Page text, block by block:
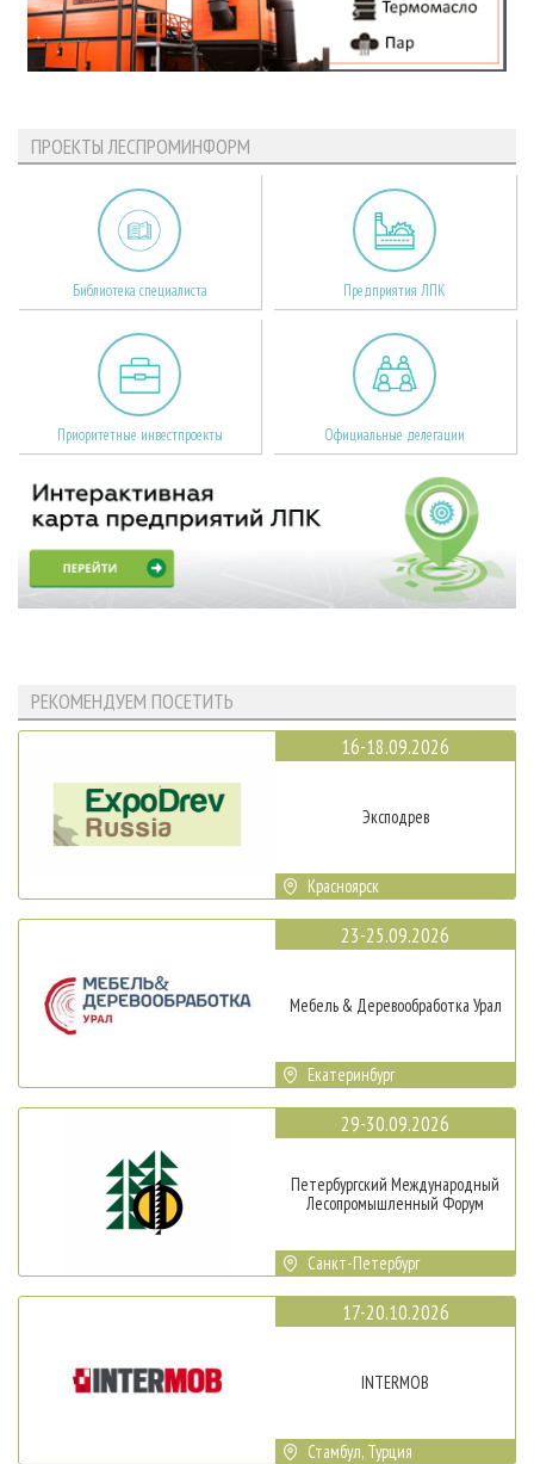
ПРОЕКТЫ ЛЕСПРОМИНФОРМ
Библиотека специалиста Предприятия ЛПК
Приоритетные инвестпроекты Официальные делегации
РЕКОМЕНДУЕМ ПОСЕТИТЬ
16-18.09.2026
Эксподрев
Красноярск
23-25.09.2026
Мебель & Деревообработка Урал
Екатеринбург
29-30.09.2026
Петербургский Международный
Лесопромышленный Форум
Санкт-Петербург
17-20.10.2026
INTERMOB
Стамбул, Турция